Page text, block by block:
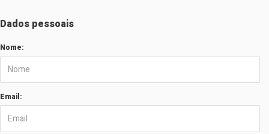
Dados pessoais
Nome:
Email: